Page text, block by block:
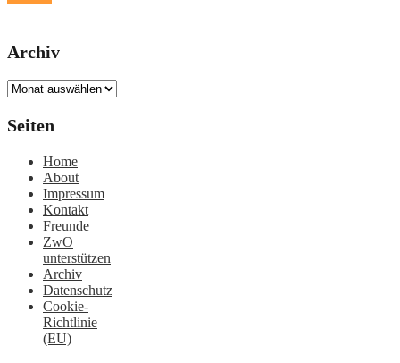
Archiv
Archiv
Seiten
Home
About
Impressum
Kontakt
Freunde
ZwO
unterstützen
Archiv
Datenschutz
Cookie-
Richtlinie
(EU)